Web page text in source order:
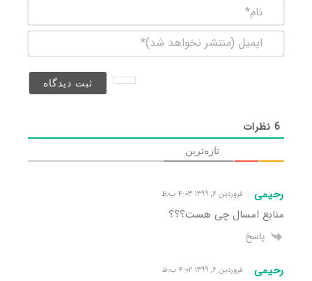
(منتشر
6نظرات
تازه‌ترین
رحیمی فروردین ۶, ۱۳۹۹ ۴:۰۳ ب٫ظ
منابع امسال چی هست؟؟؟
پاسخ
رحیمی فروردین ۶, ۱۳۹۹ ۴:۰۲ ب٫ظ